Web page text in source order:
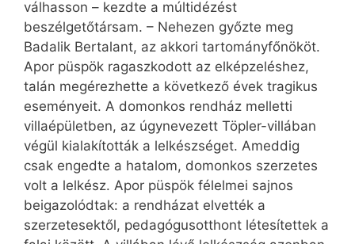
válhasson – kezdte a múltidézést
beszélgetőtársam. – Nehezen győzte meg
Badalik Bertalant, az akkori tartományfőnököt.
Apor püspök ragaszkodott az elképzeléshez,
talán megérezhette a következő évek tragikus
eseményeit. A domonkos rendház melletti
villaépületben, az úgynevezett Töpler-villában
végül kialakították a lelkészséget. Ameddig
csak engedte a hatalom, domonkos szerzetes
volt a lelkész. Apor püspök félelmei sajnos
beigazolódtak: a rendházat elvették a
szerzetesektől, pedagógusotthont létesítettek a